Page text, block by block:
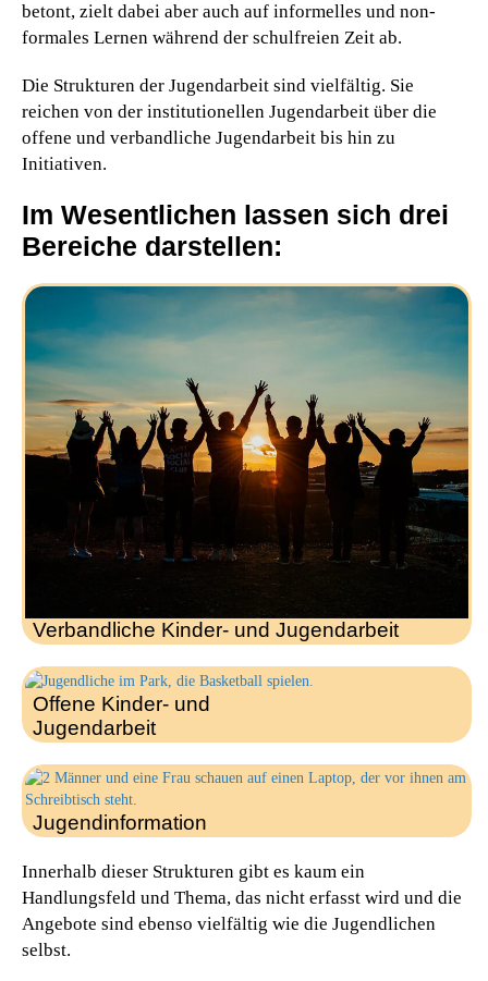
betont, zielt dabei aber auch auf informelles und non-
formales Lernen während der schulfreien Zeit ab.
Die Strukturen der Jugendarbeit sind vielfältig. Sie
reichen von der institutionellen Jugendarbeit über die
offene und verbandliche Jugendarbeit bis hin zu
Initiativen.
Im Wesentlichen lassen sich drei
Bereiche darstellen:
Verbandliche Kinder- und Jugendarbeit
Offene Kinder- und
Jugendarbeit
Jugendinformation
Innerhalb dieser Strukturen gibt es kaum ein
Handlungsfeld und Thema, das nicht erfasst wird und die
Angebote sind ebenso vielfältig wie die Jugendlichen
selbst.